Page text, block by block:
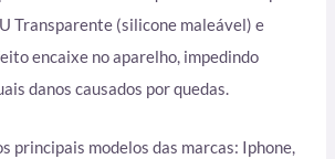
Transparente (silicone maleável) e
encaixe no aparelho, impedindo
danos causados por quedas.
principais modelos das marcas: Iphone,